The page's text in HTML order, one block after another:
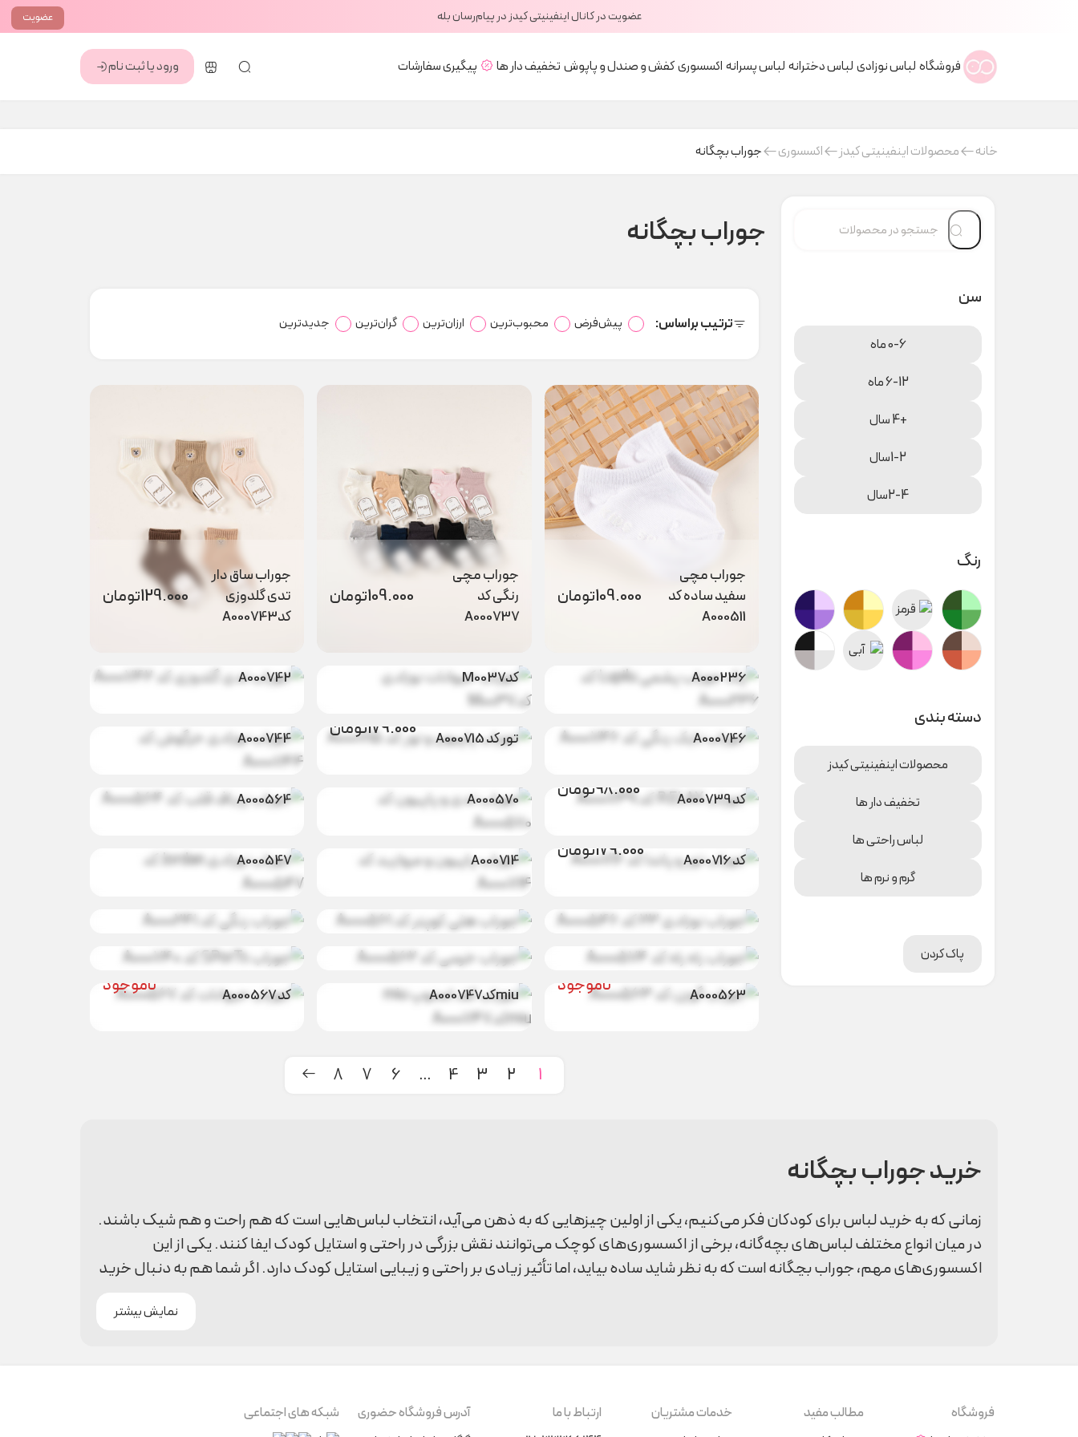
عضویت عضویت در کانال اینفینیتی کیدز در پیام‌رسان بله
فروشگاه لباس نوزادی لباس دخترانه لباس پسرانه اکسسوریکفش و صندل و پاپوش تخفیف دار ها پیگیری سفارشات ورود یا ثبت نام
خانه محصولات اینفینیتی کیدز اکسسوری جوراب بچگانه
سن
0-6 ماه
6-12 ماه
+4 سال
1-2سال
2-4سال
رنگ
دسته بندی
محصولات اینفینیتی کیدز
تخفیف دار ها
لباس راحتی ها
گرم و نرم ها
پاک کردن
جوراب بچگانه
ترتیب براساس: پیش‌فرض محبوب‌ترین ارزان‌ترین گران‌ترین جدیدترین
جوراب مچی
سفید ساده کد
A000511
109.000تومان
جوراب مچی
رنگی کد
A000737
109.000تومان
جوراب ساق دار
تدی گلدوزی
کدA000743
129.000تومان
A000236
کدM0037
A000742
جوراب نایک
A000746
تور کد A000715
179.000تومان
A000744
کد A000739
98.000تومان
A000570
جوراب زرباف
A000564
کد A000716
179.000تومان
جوراب پاپیون و
A000714
A000547
جوراب هلی
کوپتر کد
جوراب رنگی کد
A000241
جوراب راه راه کد
A000574
ناموجود
جوراب خرسی کد
A000562
ناموجود
جوراب SPorTs
کد A000740
ناموجود
A000563
ناموجود
جوراب کف
miuکدA000747
کد A000567
ناموجود
1
2
3
4
…
6
7
8
خرید جوراب بچگانه
زمانی که به خرید لباس برای کودکان فکر می‌کنیم، یکی از اولین چیزهایی که به ذهن می‌آید، انتخاب لباس‌هایی است که هم راحت و هم شیک باشند.
در میان انواع مختلف لباس‌های بچه‌گانه، برخی از اکسسوری‌های کوچک می‌توانند نقش بزرگی در راحتی و استایل کودک ایفا کنند. یکی از این
اکسسوری‌های مهم، جوراب بچگانه است که به نظر شاید ساده بیاید، اما تأثیر زیادی بر راحتی و زیبایی استایل کودک دارد. اگر شما هم به دنبال خرید
جوراب‌ها معمولاً جزو اقلامی هستند که بیشتر والدین در خرید آنها به سادگی می‌پردازند و شاید به دلیل کوچک بودن این محصول، اهمیت زیادی
برای آن قائل نباشند. اما در واقع، جوراب‌های بچگانه می‌توانند تأثیر زیادی در راحتی، سلامت و حتی استایل کودک شما داشته باشند. در ادامه به چند
نمایش بیشتر
فروشگاه
مطالب مفید
خدمات مشتریان
ارتباط با ما
آدرس فروشگاه حضوری
شبکه های اجتماعی